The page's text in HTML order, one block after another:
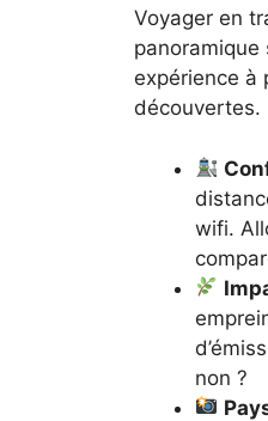
Voyager en
panoramique
expérience à
découvertes.
wifi.
non ?